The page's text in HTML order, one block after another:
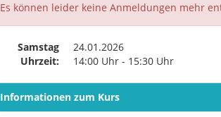
Es können leider keine Anmeldungen mehr
Samstag
24.01.2026
Uhrzeit:
14:00 Uhr - 15:30 Uhr
Informationen zum Kurs